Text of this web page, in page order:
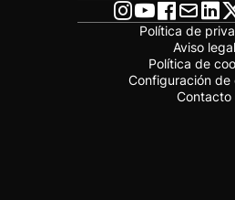
Política de
Aviso legal
Política de
Configuración de
Contacto